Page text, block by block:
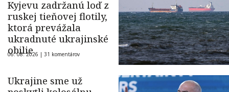
Kyjevu zadržanú loď z
ruskej tieňovej flotily,
ktorá prevážala
ukradnuté ukrajinské
obilie
06. 08. 2026 | 31 komentárov
Ukrajine sme už